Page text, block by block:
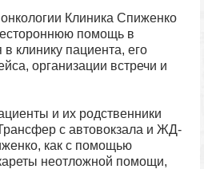
Клиника Спиженко
помощь в
клинику пациента, его
организации встречи и
и их родственники
Трансфер с автовокзала и ЖД-
как с помощью
неотложной помощи,